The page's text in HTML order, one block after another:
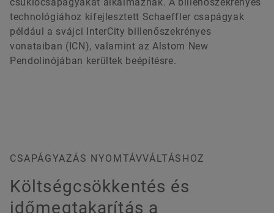
technológiához kifejlesztett Schaeffler csapágyak
például a svájci InterCity billenőszekrényes
vonataiban (ICN), valamint az Alstom New
Pendolinójában kerültek beépítésre.
CSAPÁGYAZÁS NYOMTÁVVÁLTÁSHOZ
Költségcsökkentés és
időmegtakarítás a